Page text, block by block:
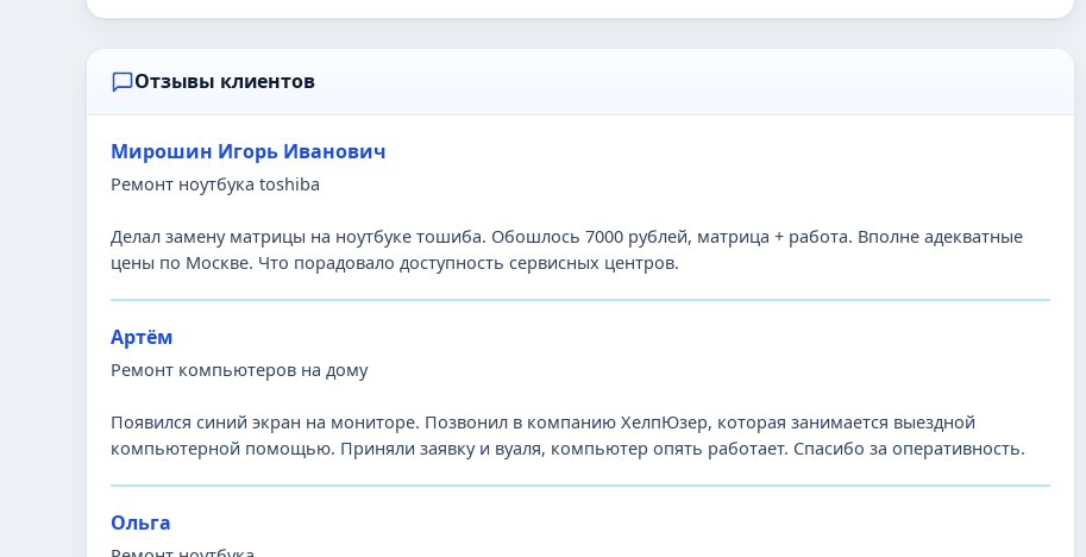
Отзывы клиентов
Мирошин Игорь Иванович
Ремонт ноутбука toshiba
Делал замену матрицы на ноутбуке тошиба. Обошлось 7000 рублей, матрица + работа. Вполне адекватные
цены по Москве. Что порадовало доступность сервисных центров.
Артём
Ремонт компьютеров на дому
Появился синий экран на мониторе. Позвонил в компанию ХелпЮзер, которая занимается выездной
компьютерной помощью. Приняли заявку и вуаля, компьютер опять работает. Спасибо за оперативность.
Ольга